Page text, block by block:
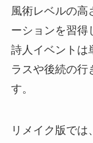
風術レベルの高
ーションを習得
詩人イベントは
ラスや後続の行
す。
リメイク版で